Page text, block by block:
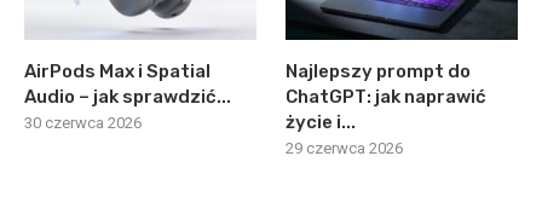
AirPods Max i Spatial
Audio – jak sprawdzić...
30 czerwca 2026
Najlepszy prompt do
ChatGPT: jak naprawić
życie i...
29 czerwca 2026